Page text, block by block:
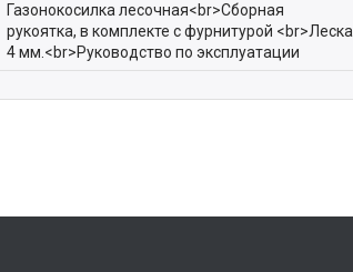
Газонокосилка лесочная<br>Сборная
рукоятка, в комплекте с фурнитурой <br>Леска
4 мм.<br>Руководство по эксплуатации